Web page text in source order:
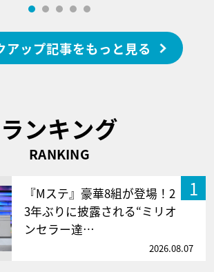
アップ記事をもっと見る
ランキング
RANKING
1
『Mステ』豪華8組が登場！2
3年ぶりに披露される“ミリオ
ンセラー達…
2026.08.07